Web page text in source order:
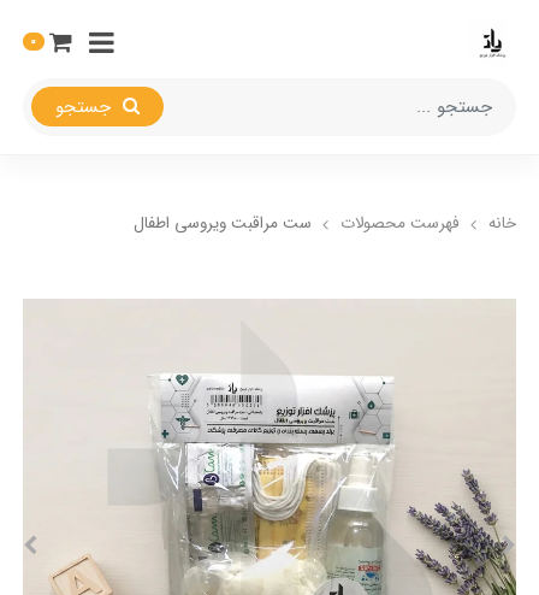
0
خانه فهرست محصولات ست مراقبت ویروسی اطفال